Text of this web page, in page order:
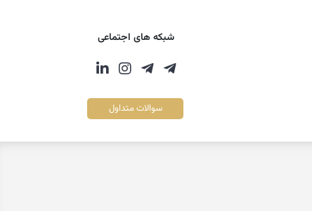
شبکه های اجتماعی
سوالات متداول